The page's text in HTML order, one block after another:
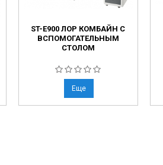
ST-E900 ЛОР КОМБАЙН С
ВСПОМОГАТЕЛЬНЫМ
СТОЛОМ
Еще